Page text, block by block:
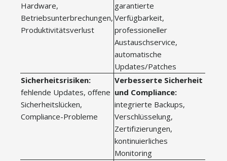
Hardware,
Betriebsunterbrechungen,
Produktivitätsverlust
garantierte
Verfügbarkeit,
professioneller
Austauschservice,
automatische
Updates/Patches
Sicherheitsrisiken:
fehlende Updates, offene
Sicherheitslücken,
Compliance-Probleme
Verbesserte Sicherheit
und Compliance:
integrierte Backups,
Verschlüsselung,
Zertifizierungen,
kontinuierliches
Monitoring